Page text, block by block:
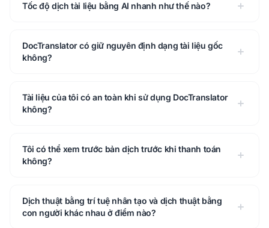
Tốc độ dịch tài liệu bằng AI nhanh như thế nào?
DocTranslator có giữ nguyên định dạng tài liệu gốc
không?
Tài liệu của tôi có an toàn khi sử dụng DocTranslator
không?
Tôi có thể xem trước bản dịch trước khi thanh toán
không?
Dịch thuật bằng trí tuệ nhân tạo và dịch thuật bằng
con người khác nhau ở điểm nào?